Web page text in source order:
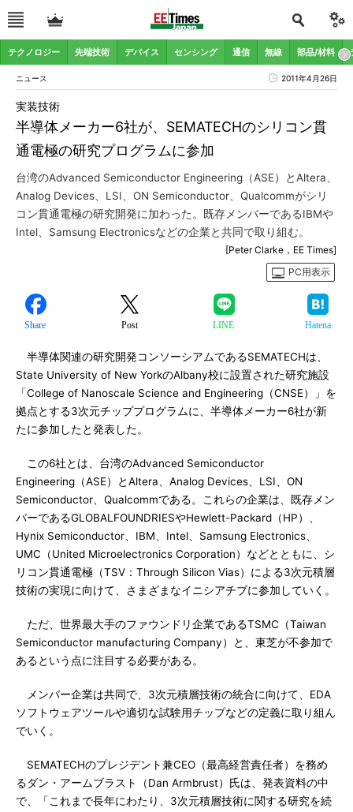
テクノロジー 先端技術 デバイス センシング 通信 無線 部品/材料
ニュース 2011年4月26日
半導体メーカー6社が、SEMATECHのシリコン貫
通電極の研究プログラムに参加
実装技術
台湾のAdvanced Semiconductor Engineering（ASE）とAltera、
Analog Devices、LSI、ON Semiconductor、Qualcommがシリ
コン貫通電極の研究開発に加わった。既存メンバーであるIBMや
Intel、Samsung Electronicsなどの企業と共同で取り組む。
[Peter Clarke，EE Times]
PC用表示
Share Post LINE Hatena
半導体関連の研究開発コンソーシアムであるSEMATECHは、
State University of New YorkのAlbany校に設置された研究施設
「College of Nanoscale Science and Engineering（CNSE）」を
拠点とする3次元チッププログラムに、半導体メーカー6社が新
たに参加したと発表した。
この6社とは、台湾のAdvanced Semiconductor
Engineering（ASE）とAltera、Analog Devices、LSI、ON
Semiconductor、Qualcommである。これらの企業は、既存メン
バーであるGLOBALFOUNDRIESやHewlett-Packard（HP）、
Hynix Semiconductor、IBM、Intel、Samsung Electronics、
UMC（United Microelectronics Corporation）などとともに、シ
リコン貫通電極（TSV：Through Silicon Vias）による3次元積層
技術の実現に向けて、さまざまなイニシアチブに参加していく。
ただ、世界最大手のファウンドリ企業であるTSMC（Taiwan
Semiconductor manufacturing Company）と、東芝が不参加で
あるという点に注目する必要がある。
メンバー企業は共同で、3次元積層技術の統合に向けて、EDA
ソフトウェアツールや適切な試験用チップなどの定義に取り組ん
でいく。
SEMATECHのプレジデント兼CEO（最高経営責任者）を務め
るダン・アームブラスト（Dan Armbrust）氏は、発表資料の中
で、「これまで長年にわたり、3次元積層技術に関する研究を続